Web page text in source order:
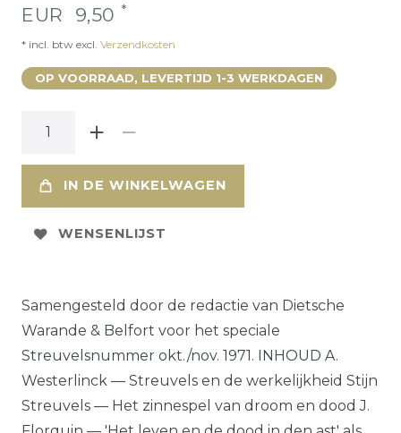
EUR 9,50 *
* incl. btw excl. Verzendkosten
OP VOORRAAD, LEVERTIJD 1-3 WERKDAGEN
IN DE WINKELWAGEN
WENSENLIJST
Samengesteld door de redactie van Dietsche
Warande & Belfort voor het speciale
Streuvelsnummer okt./nov. 1971. INHOUD A.
Westerlinck — Streuvels en de werkelijkheid Stijn
Streuvels — Het zinnespel van droom en dood J.